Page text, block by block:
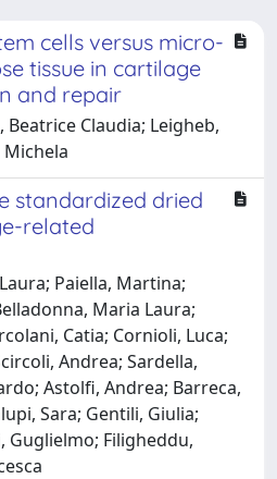
cells versus micro-
tissue in cartilage
and repair
Beatrice Claudia; Leigheb,
standardized dried
related
Paiella, Martina;
Maria Laura;
Catia; Cornioli, Luca;
Andrea; Sardella,
Astolfi, Andrea; Barreca,
Sara; Gentili, Giulia;
Guglielmo; Filigheddu,